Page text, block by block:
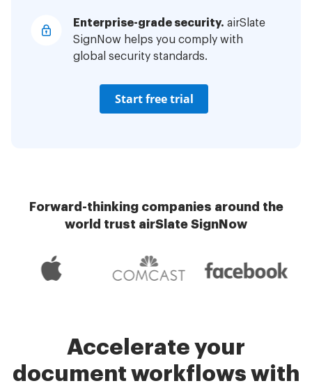
Enterprise-grade security. airSlate
SignNow helps you comply with
global security standards.
Start free trial
Forward-thinking companies around the
world trust airSlate SignNow
Accelerate your
document workflows with